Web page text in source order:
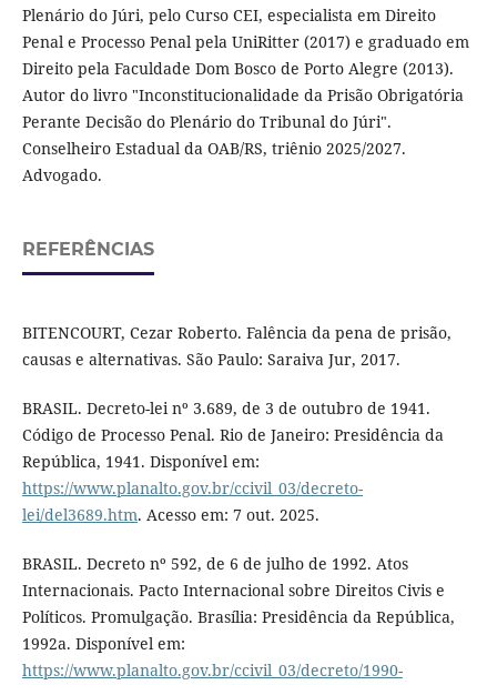
Plenário do Júri, pelo Curso CEI, especialista em Direito
Penal e Processo Penal pela UniRitter (2017) e graduado em
Direito pela Faculdade Dom Bosco de Porto Alegre (2013).
Autor do livro "Inconstitucionalidade da Prisão Obrigatória
Perante Decisão do Plenário do Tribunal do Júri".
Conselheiro Estadual da OAB/RS, triênio 2025/2027.
Advogado.
REFERÊNCIAS
BITENCOURT, Cezar Roberto. Falência da pena de prisão,
causas e alternativas. São Paulo: Saraiva Jur, 2017.
BRASIL. Decreto-lei nº 3.689, de 3 de outubro de 1941.
Código de Processo Penal. Rio de Janeiro: Presidência da
República, 1941. Disponível em:
https://www.planalto.gov.br/ccivil_03/decreto-
lei/del3689.htm. Acesso em: 7 out. 2025.
BRASIL. Decreto nº 592, de 6 de julho de 1992. Atos
Internacionais. Pacto Internacional sobre Direitos Civis e
Políticos. Promulgação. Brasília: Presidência da República,
1992a. Disponível em:
https://www.planalto.gov.br/ccivil_03/decreto/1990-